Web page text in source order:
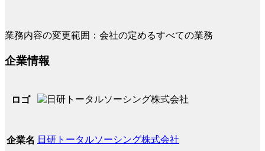
業務内容の変更範囲：会社の定めるすべての業務
企業情報
ロゴ
企業名 日研トータルソーシング株式会社